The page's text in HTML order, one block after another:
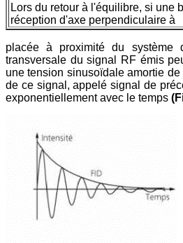
Lors du retour à l'équilibre, si une
réception d'axe perpendiculaire à
placée à proximité du système
transversale du signal RF émis
une tension sinusoïdale amortie
de ce signal, appelé signal de
exponentiellement avec le temps